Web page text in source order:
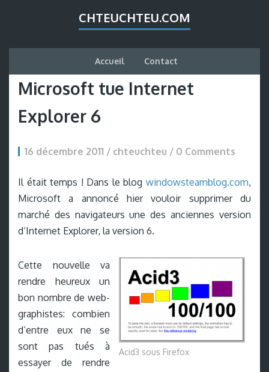
CHTEUCHTEU.COM
Accueil Contact
Microsoft tue Internet
Explorer 6
16 décembre 2011 / chteuchteu / 0 Comments
Il était temps ! Dans le blog windowsteamblog.com,
Microsoft a annoncé hier vouloir supprimer du
marché des navigateurs une des anciennes version
d’Internet Explorer, la version 6.
Acid3 sous Firefox
Cette nouvelle va
rendre heureux un
bon nombre de web-
graphistes: combien
d’entre eux ne se
sont pas tués à
essayer de rendre